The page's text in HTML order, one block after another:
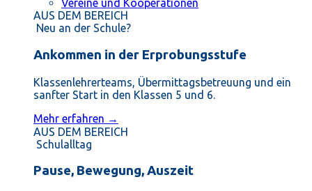
Vereine und Kooperationen
AUS DEM BEREICH
Neu an der Schule?
Ankommen in der Erprobungsstufe
Klassenlehrerteams, Übermittagsbetreuung und ein
sanfter Start in den Klassen 5 und 6.
Mehr erfahren →
AUS DEM BEREICH
Schulalltag
Pause, Bewegung, Auszeit